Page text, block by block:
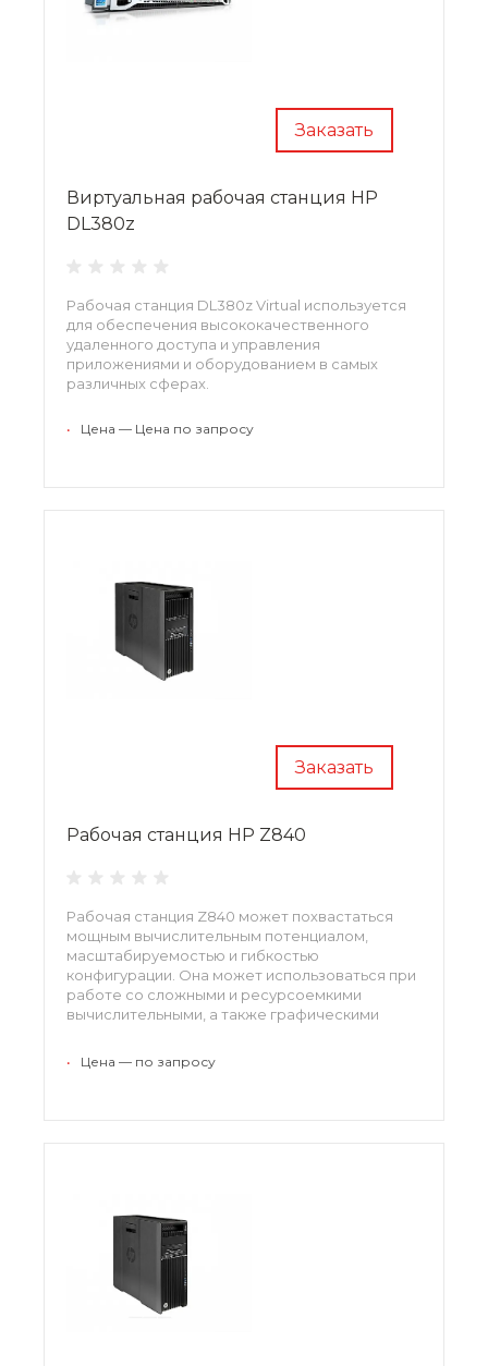
Заказать
Виртуальная рабочая станция HP
DL380z
Рабочая станция DL380z Virtual используется
для обеспечения высококачественного
удаленного доступа и управления
приложениями и оборудованием в самых
различных сферах.
• Цена — Цена по запросу
Заказать
Рабочая станция HP Z840
Рабочая станция Z840 может похвастаться
мощным вычислительным потенциалом,
масштабируемостью и гибкостью
конфигурации. Она может использоваться при
работе со сложными и ресурсоемкими
вычислительными, а также графическими
• Цена — по запросу